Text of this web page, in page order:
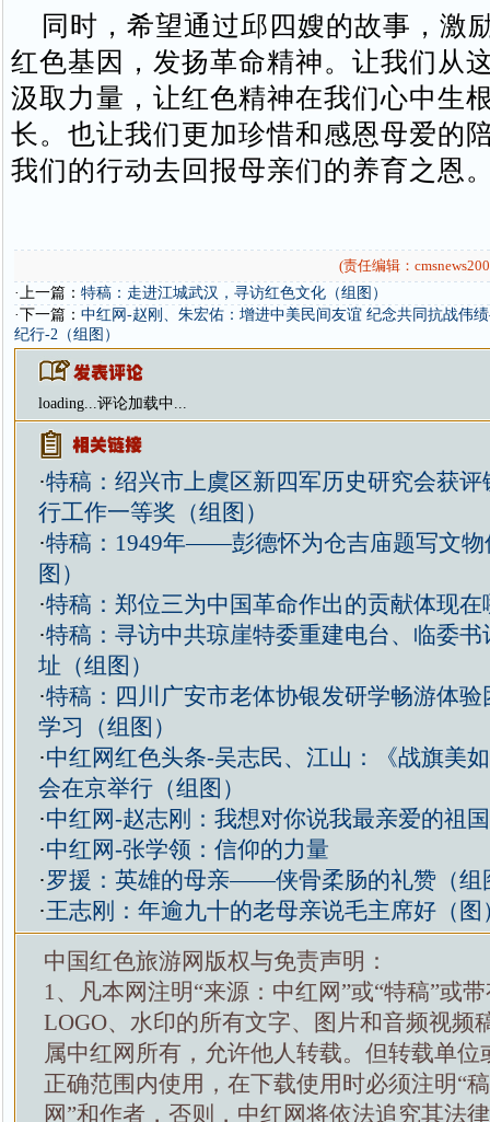
同时，希望通过邱四嫂的故事，激
红色基因，发扬革命精神。让我们从
汲取力量，让红色精神在我们心中生
长。也让我们更加珍惜和感恩母爱的
我们的行动去回报母亲们的养育之恩
(责任编辑：
·上一篇： 特稿：走进江城武汉，寻访红色文化（组图）
·下一篇： 中红网-赵刚、朱宏佑：增进中美民间友谊 纪念共同抗战伟
纪行-2（组图）
loading...评论加载中...
·特稿：绍兴市上虞区新四军历史研究会获评
行工作一等奖（组图）
·特稿：1949年——彭德怀为仓吉庙题写文物
图）
·特稿：郑位三为中国革命作出的贡献体现在
·特稿：寻访中共琼崖特委重建电台、临委书
址（组图）
·特稿：四川广安市老体协银发研学畅游体验
学习（组图）
·中红网红色头条-吴志民、江山：《战旗美
会在京举行（组图）
·中红网-赵志刚：我想对你说我最亲爱的祖国
·中红网-张学领：信仰的力量
·罗援：英雄的母亲——侠骨柔肠的礼赞（组
·王志刚：年逾九十的老母亲说毛主席好（图
中国红色旅游网版权与免责声明：
1、凡本网注明“来源：中红网”或“特稿”或
LOGO、水印的所有文字、图片和音频视频
属中红网所有，允许他人转载。但转载单位
正确范围内使用，在下载使用时必须注明“
网”和作者，否则，中红网将依法追究其法